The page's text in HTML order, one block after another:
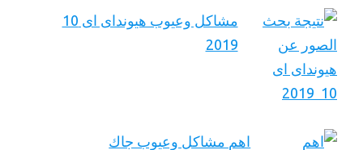
مشاكل وعيوب هيونداى اى 10
2019
اهم مشاكل وعيوب جاك